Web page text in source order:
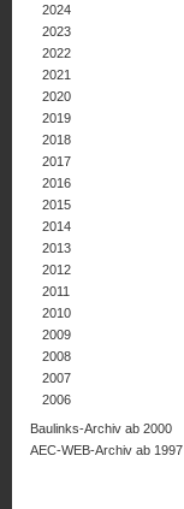
2024
2023
2022
2021
2020
2019
2018
2017
2016
2015
2014
2013
2012
2011
2010
2009
2008
2007
2006
Baulinks-Archiv ab 2000
AEC-WEB-Archiv ab 1997